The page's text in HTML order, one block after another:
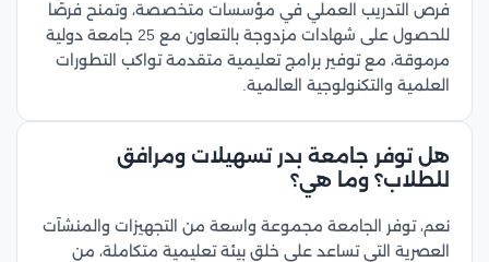
فرص التدريب العملي في مؤسسات متخصصة، وتمنح فرصًا
للحصول على شهادات مزدوجة بالتعاون مع 25 جامعة دولية
مرموقة، مع توفير برامج تعليمية متقدمة تواكب التطورات
العلمية والتكنولوجية العالمية.
هل توفر جامعة بدر تسهيلات ومرافق
للطلاب؟ وما هي؟
نعم، توفر الجامعة مجموعة واسعة من التجهيزات والمنشآت
العصرية التي تساعد على خلق بيئة تعليمية متكاملة، من